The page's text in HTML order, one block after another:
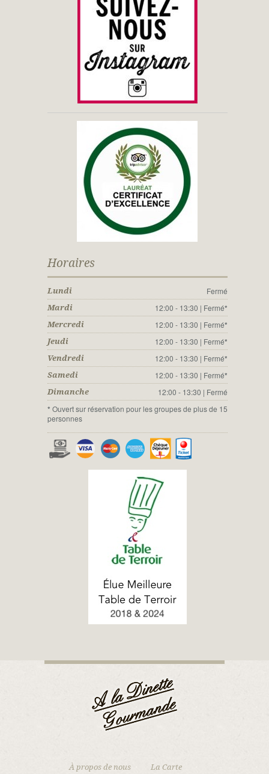
Horaires
Lundi Fermé
Mardi 12:00 - 13:30 | Fermé*
Mercredi 12:00 - 13:30 | Fermé*
Jeudi 12:00 - 13:30 | Fermé*
Vendredi 12:00 - 13:30 | Fermé*
Samedi 12:00 - 13:30 | Fermé*
Dimanche 12:00 - 13:30 | Fermé
* Ouvert sur réservation pour les groupes de plus de 15
personnes
À propos de nous
La Carte